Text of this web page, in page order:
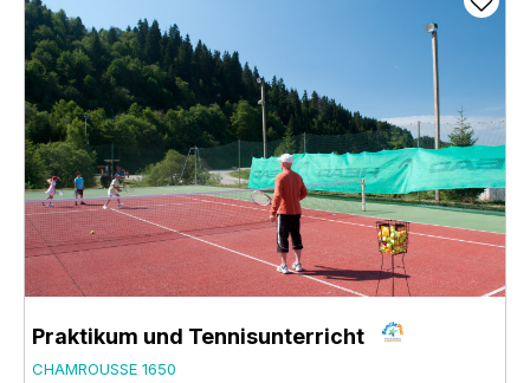
Praktikum und Tennisunterricht
CHAMROUSSE 1650